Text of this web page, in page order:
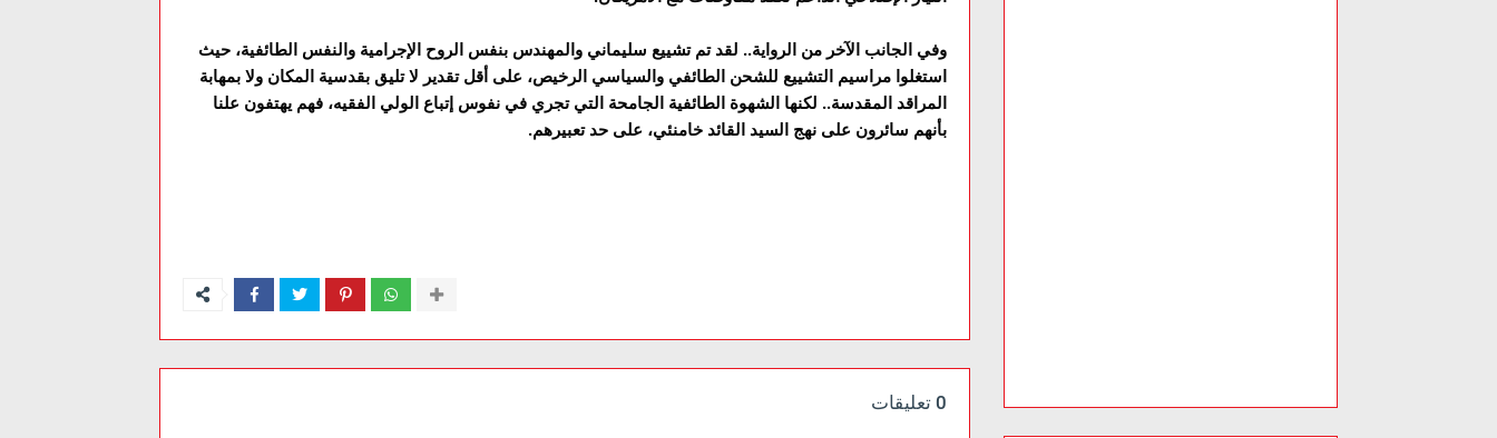
وفي الجانب الآخر من الرواية.. لقد تم تشييع سليماني والمهندس بنفس الروح الإجرامية والنفس الطائفية، حيث
استغلوا مراسيم التشييع للشحن الطائفي والسياسي الرخيص، على أقل تقدير لا تليق بقدسية المكان ولا بمهابة
المراقد المقدسة.. لكنها الشهوة الطائفية الجامحة التي تجري في نفوس إتباع الولي الفقيه، فهم يهتفون علنا
بأنهم سائرون على نهج السيد القائد خامنئي، على حد تعبيرهم.
0 تعليقات